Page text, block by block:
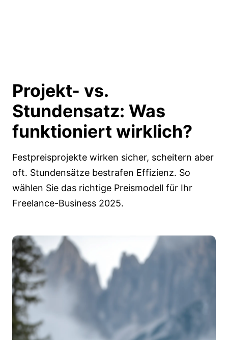
Projekt- vs.
Stundensatz: Was
funktioniert wirklich?
Festpreisprojekte wirken sicher, scheitern aber
oft. Stundensätze bestrafen Effizienz. So
wählen Sie das richtige Preismodell für Ihr
Freelance-Business 2025.